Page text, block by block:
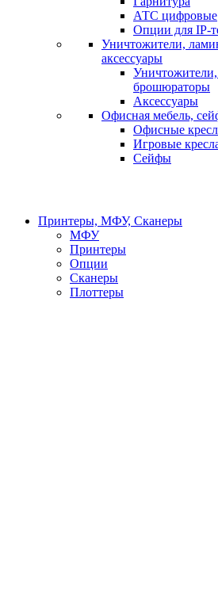
АТС цифровые
Опции для IP-
Уничтожители,
аксессуары
брошюраторы
Аксессуары
Офисная мебель,
Офисные
Игровые
Сейфы
Принтеры, МФУ, Сканеры
МФУ
Принтеры
Опции
Сканеры
Плоттеры